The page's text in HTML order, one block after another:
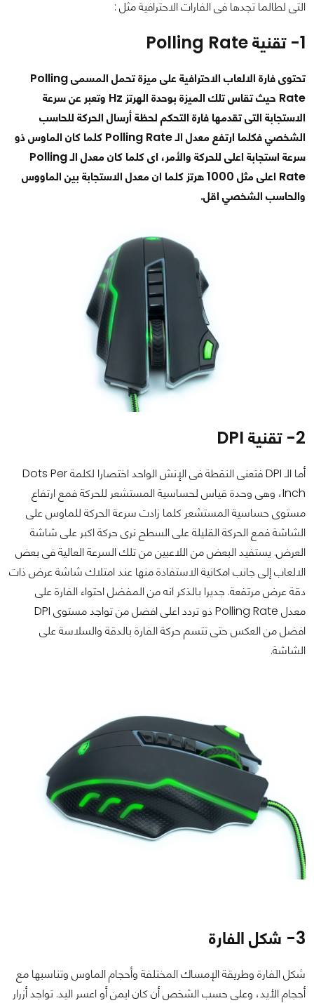
التى لطالما تجدها فى الفارات الاحترافية مثل :
1- تقنية Polling Rate
تحتوى فارة الالعاب الاحترافية على ميزة تحمل المسمى Polling
Rate حيث تقاس تلك الميزة بوحدة الهرتز Hz وتعبر عن سرعة
الاستجابة التى تقدمها فارة التحكم لحظة أرسال الحركة للحاسب
الشخصي فكلما ارتفع معدل الـ Polling Rate كلما كان الماوس ذو
سرعة استجابة اعلى للحركة والأمر، اى كلما كان معدل الـ Polling
Rate اعلى مثل 1000 هرتز كلما ان معدل الاستجابة بين الماووس
والحاسب الشخصي اقل.
2- تقنية DPI
أما الـ DPI فتعنى النقطة فى الإنش الواحد اختصارا لكلمة Dots Per
Inch، وهى وحدة قياس لحساسية المستشعر للحركة فمع ارتفاع
مستوى حساسية المستشعر كلما زادت سرعة الحركة للماوس على
الشاشة فمع الحركة القليلة على السطح نرى حركة اكبر على شاشة
العرض. يستفيد البعض من اللاعبين من تلك السرعة العالية فى بعض
الالعاب إلى جانب امكانية الاستفادة منها عند امتلاك شاشة عرض ذات
دقة عرض مرتفعة. جديرا بالذكر انه من المفضل احتواء الفارة على
معدل Polling Rate ذو تردد اعلى افضل من تواجد مستوى DPI
افضل من العكس حتى تتسم حركة الفارة بالدقة والسلاسة على
الشاشة.
3- شكل الفارة
شكل الفارة وطريقة الإمساك المختلفة وأحجام الماوس وتناسبها مع
أحجام الأيد، وعلى حسب الشخص أن كان ايمن أو اعسر اليد. تواجد أزرار